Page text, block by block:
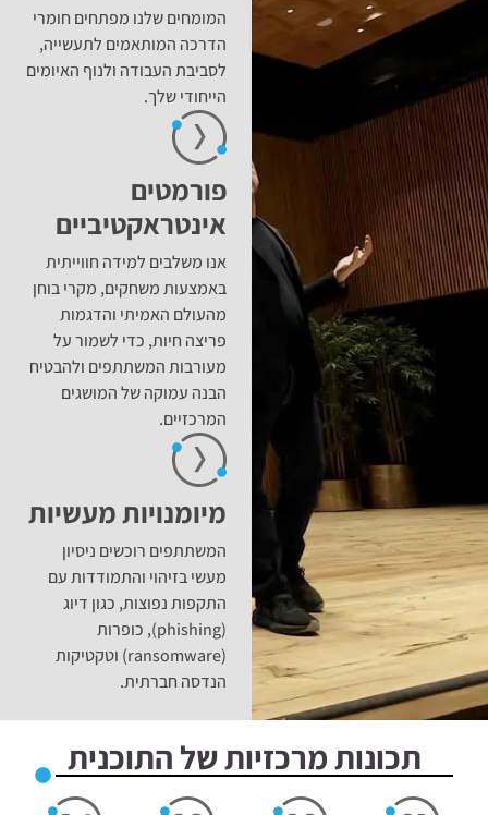
המומחים שלנו מפתחים חומרי
הדרכה המותאמים לתעשייה,
לסביבת העבודה ולנוף האיומים
הייחודי שלך.
פורמטים
אינטראקטיביים
אנו משלבים למידה חווייתית
באמצעות משחקים, מקרי בוחן
מהעולם האמיתי והדגמות
פריצה חיות, כדי לשמור על
מעורבות המשתתפים ולהבטיח
הבנה עמוקה של המושגים
המרכזיים.
מיומנויות מעשיות
המשתתפים רוכשים ניסיון
מעשי בזיהוי והתמודדות עם
התקפות נפוצות, כגון דיוג
(phishing), כופרות
(ransomware) וטקטיקות
הנדסה חברתית.
תכונות מרכזיות של התוכנית